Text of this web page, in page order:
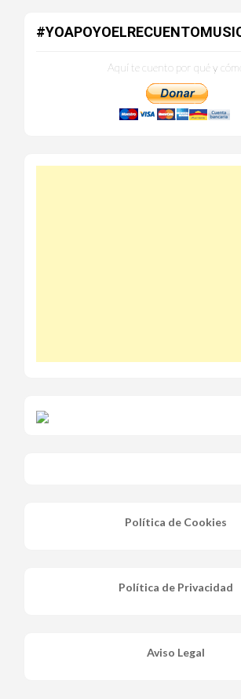
Aquí te cuento por qué y
Política de Cookies
Política de Privacidad
Aviso Legal